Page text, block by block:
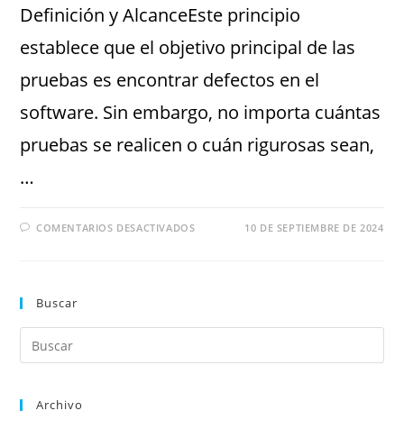
Definición y AlcanceEste principio
establece que el objetivo principal de las
pruebas es encontrar defectos en el
software. Sin embargo, no importa cuántas
pruebas se realicen o cuán rigurosas sean,
…
COMENTARIOS DESACTIVADOS 10 DE SEPTIEMBRE DE 2024
Buscar
Archivo